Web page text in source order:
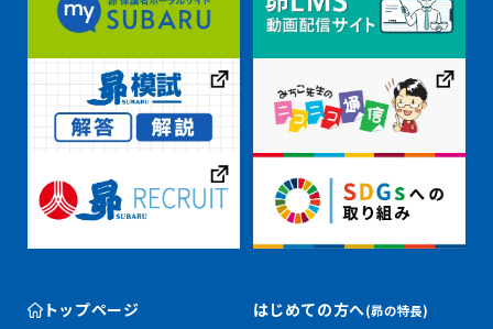
トップページ
はじめての方へ(昴の特長)